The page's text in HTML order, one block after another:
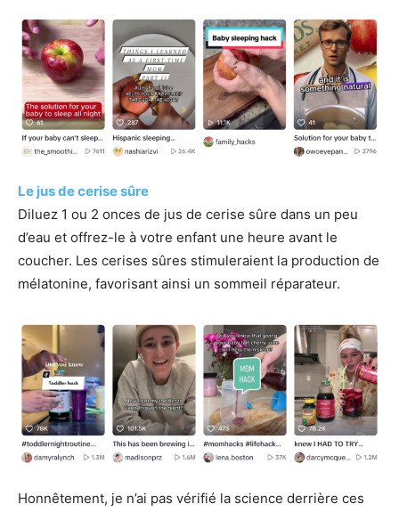
Le jus de cerise sûre
Diluez 1 ou 2 onces de jus de cerise sûre dans un peu
d’eau et offrez-le à votre enfant une heure avant le
coucher. Les cerises sûres stimuleraient la production de
mélatonine, favorisant ainsi un sommeil réparateur.
Honnêtement, je n’ai pas vérifié la science derrière ces